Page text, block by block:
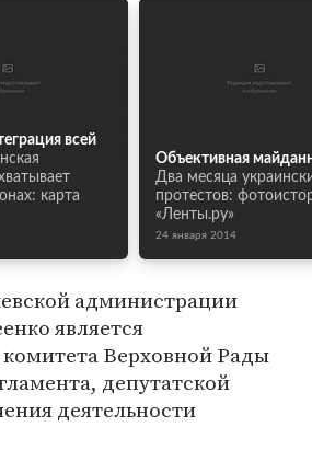
всей
карта
Объективная
Два месяца
протестов:
«Ленты.ру»
24 января 2014
администрации
является
Верховной Рады
депутатской
деятельности